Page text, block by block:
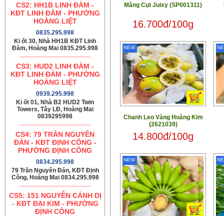
CS2: HH1B LINH ĐÀM -
KĐT LINH ĐÀM - PHƯỜNG
HOÀNG LIỆT
0835.295.998
Ki ốt 30, Nhà HH1B KĐT Linh
Đàm, Hoàng Mai 0835.295.998
CS3: HUD2 LINH ĐÀM -
KĐT LINH ĐÀM - PHƯỜNG
HOÀNG LIỆT
0939.295.998
Ki ốt 01, Nhà B2 HUD2 Twin
Towers, Tây LĐ, Hoàng Mai
0839295998
CS4: 79 TRẦN NGUYÊN
ĐÁN - KĐT ĐỊNH CÔNG -
PHƯỜNG ĐỊNH CÔNG
0834.295.998
79 Trần Nguyên Đán, KĐT Định
Công, Hoàng Mai 0834.295.998
CS5: 151 NGUYỄN CẢNH DỊ
- KĐT ĐẠI KIM - PHƯỜNG
ĐỊNH CÔNG
Măng Cụt Juixy (SP001311)
16.700đ/100g
Chanh Leo Vàng Hoàng Kim
(2621039)
14.800đ/100g
NEW
NEW